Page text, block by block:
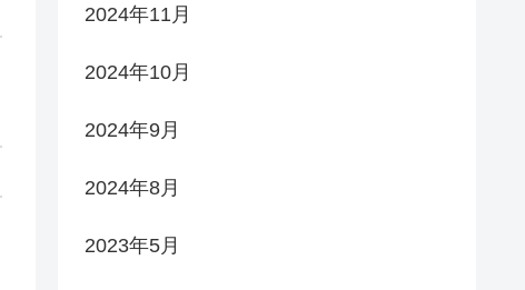
2024年11月
2024年10月
2024年9月
2024年8月
2023年5月